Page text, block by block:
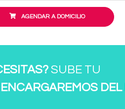
AGENDAR A DOMICILIO
SUBE TU
DEL